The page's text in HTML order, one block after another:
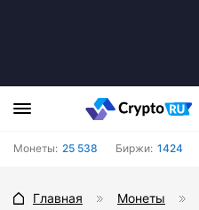
Монеты: 25 538 Биржи: 1424
Главная Монеты